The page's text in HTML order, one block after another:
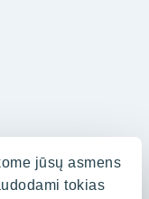
jūsų asmens
tokias